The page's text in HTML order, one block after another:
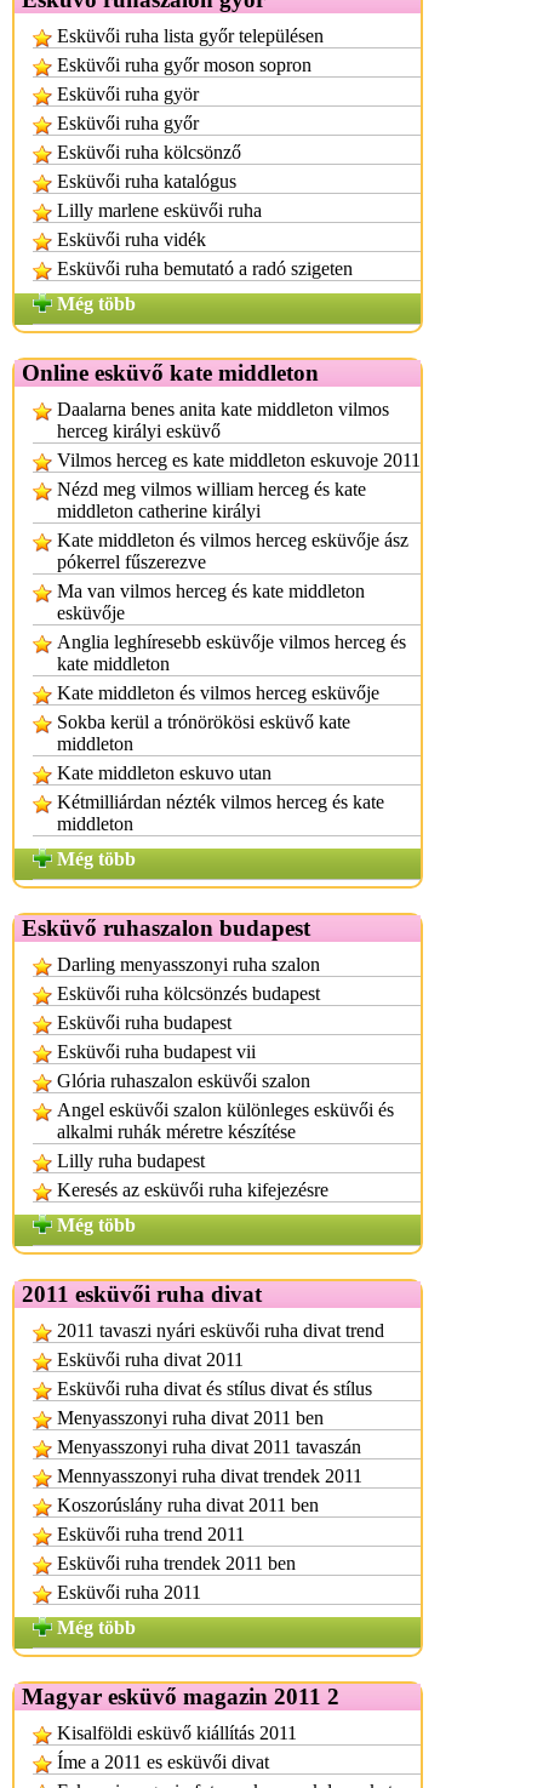
Esküvői ruha lista győr településen
Esküvői ruha győr moson sopron
Esküvői ruha györ
Esküvői ruha győr
Esküvői ruha kölcsönző
Esküvői ruha katalógus
Lilly marlene esküvői ruha
Esküvői ruha vidék
Esküvői ruha bemutató a radó szigeten
Még több
Online esküvő kate middleton
Daalarna benes anita kate middleton vilmos
herceg királyi esküvő
Vilmos herceg es kate middleton eskuvoje 2011
Nézd meg vilmos william herceg és kate
middleton catherine királyi
Kate middleton és vilmos herceg esküvője ász
pókerrel fűszerezve
Ma van vilmos herceg és kate middleton
esküvője
Anglia leghíresebb esküvője vilmos herceg és
kate middleton
Kate middleton és vilmos herceg esküvője
Sokba kerül a trónörökösi esküvő kate
middleton
Kate middleton eskuvo utan
Kétmilliárdan nézték vilmos herceg és kate
middleton
Még több
Esküvő ruhaszalon budapest
Darling menyasszonyi ruha szalon
Esküvői ruha kölcsönzés budapest
Esküvői ruha budapest
Esküvői ruha budapest vii
Glória ruhaszalon esküvői szalon
Angel esküvői szalon különleges esküvői és
alkalmi ruhák méretre készítése
Lilly ruha budapest
Keresés az esküvői ruha kifejezésre
Még több
2011 esküvői ruha divat
2011 tavaszi nyári esküvői ruha divat trend
Esküvői ruha divat 2011
Esküvői ruha divat és stílus divat és stílus
Menyasszonyi ruha divat 2011 ben
Menyasszonyi ruha divat 2011 tavaszán
Mennyasszonyi ruha divat trendek 2011
Koszorúslány ruha divat 2011 ben
Esküvői ruha trend 2011
Esküvői ruha trendek 2011 ben
Esküvői ruha 2011
Még több
Magyar esküvő magazin 2011 2
Kisalföldi esküvő kiállítás 2011
Íme a 2011 es esküvői divat